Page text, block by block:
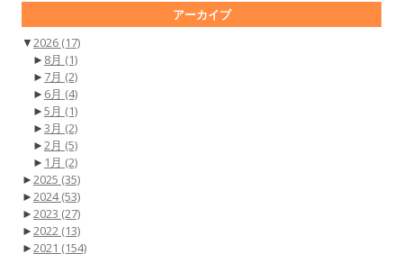
アーカイブ
▼2026 (17)
► 8月 (1)
► 7月 (2)
► 6月 (4)
►5月 (1)
►3月 (2)
►2月 (5)
► 1月 (2)
►2025 (35)
►2024(53)
►2023 (27)
►2022 (13)
►2021 (154)